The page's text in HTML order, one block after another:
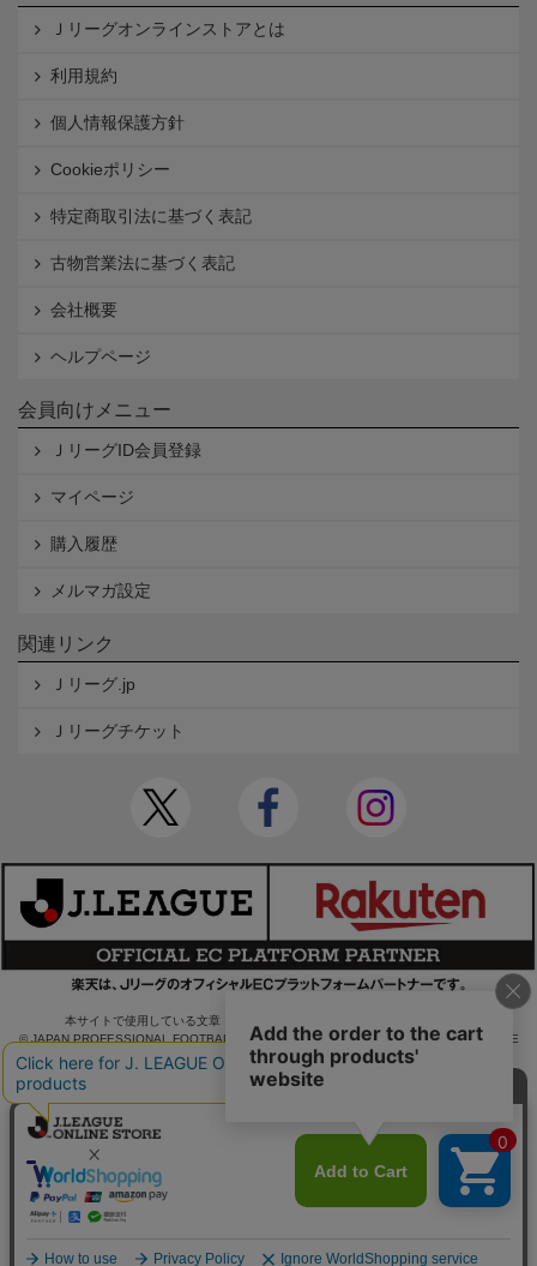
Ｊリーグオンラインストアとは
利用規約
個人情報保護方針
Cookieポリシー
特定商取引法に基づく表記
古物営業法に基づく表記
会社概要
ヘルプページ
会員向けメニュー
ＪリーグID会員登録
マイページ
購入履歴
メルマガ設定
関連リンク
Ｊリーグ.jp
Ｊリーグチケット
本サイトで使用している文章・画像等の無断での複製・転載を禁止します。
© JAPAN PROFESSIONAL FOOTBALL LEAGUE Rakuten Group, Inc. ALL RIGHTS RE
SERVED.